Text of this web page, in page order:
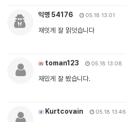
익명 54176 05.18 13:01
재밋게 잘 읽엇습니다
toman123 05.18 13:08
재밌게 잘 봤습니다.
Kurtcovain 05.18 13:46